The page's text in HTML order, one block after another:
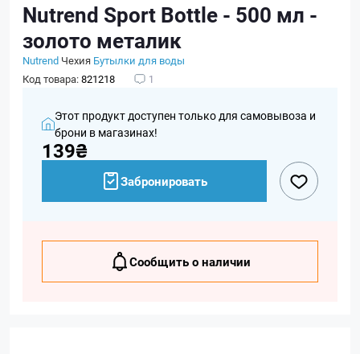
Nutrend Sport Bottle - 500 мл -
золото металик
Nutrend Чехия Бутылки для воды
Код товара:821218 1
Этот продукт доступен только для самовывоза и
брони в магазинах!
139₴
Забронировать
Сообщить о наличии